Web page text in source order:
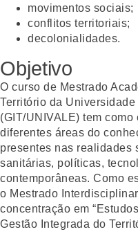
movimentos sociais;
conflitos territoriais;
decolonialidades.
Objetivo
O curso de Mestrado
Território da
(GIT/UNIVALE) tem
diferentes áreas do
presentes nas realidades
sanitárias, políticas,
contemporâneas. Como
o Mestrado
concentração em
Gestão Integrada do